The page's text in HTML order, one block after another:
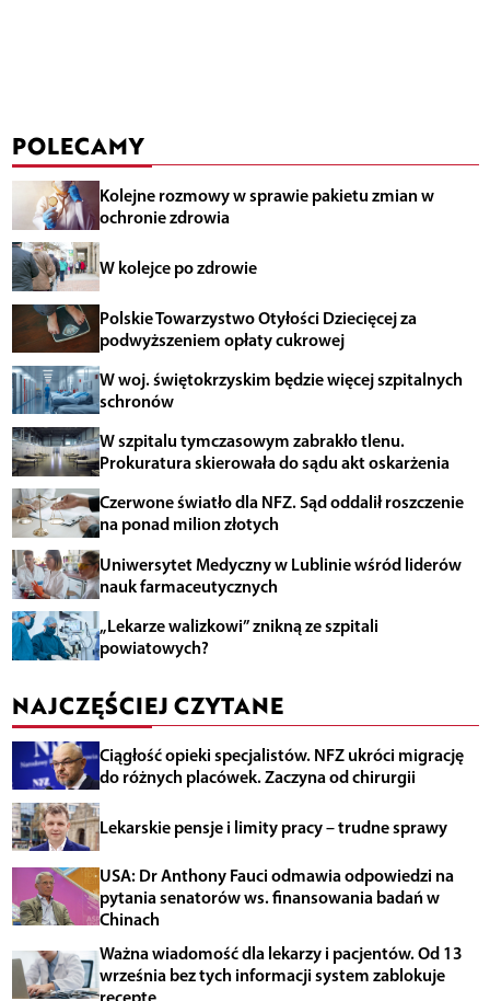
POLECAMY
Kolejne rozmowy w sprawie pakietu zmian w
ochronie zdrowia
W kolejce po zdrowie
Polskie Towarzystwo Otyłości Dziecięcej za
podwyższeniem opłaty cukrowej
W woj. świętokrzyskim będzie więcej szpitalnych
schronów
W szpitalu tymczasowym zabrakło tlenu.
Prokuratura skierowała do sądu akt oskarżenia
Czerwone światło dla NFZ. Sąd oddalił roszczenie
na ponad milion złotych
Uniwersytet Medyczny w Lublinie wśród liderów
nauk farmaceutycznych
„Lekarze walizkowi” znikną ze szpitali
powiatowych?
NAJCZĘŚCIEJ CZYTANE
Ciągłość opieki specjalistów. NFZ ukróci migrację
do różnych placówek. Zaczyna od chirurgii
Lekarskie pensje i limity pracy – trudne sprawy
USA: Dr Anthony Fauci odmawia odpowiedzi na
pytania senatorów ws. finansowania badań w
Chinach
Ważna wiadomość dla lekarzy i pacjentów. Od 13
września bez tych informacji system zablokuje